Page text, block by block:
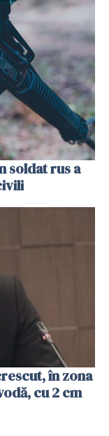
soldat rus a
în zona
cu 2 cm